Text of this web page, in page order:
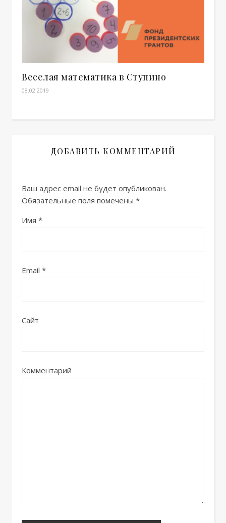
Веселая математика в Ступино
08.02.2019
ДОБАВИТЬ КОММЕНТАРИЙ
Ваш адрес email не будет опубликован.
Обязательные поля помечены *
Имя *
Email *
Сайт
Комментарий